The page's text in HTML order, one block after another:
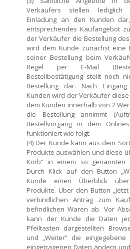
Verkäufers stellen lediglich
Einladung an den Kunden
entsprechendes Kaufangebot
der Verkäufer die Bestellung
wird dem Kunde zunächst eine
seiner Bestellung beim
Regel per E-Mail
Bestellbestätigung stellt noch
Bestellung dar. Nach
Kunden wird der Verkäufer
dem Kunden innerhalb von 2
die Bestellung annimmt
Bestellvorgang in dem
funktioniert wie folgt:
(4) Der Kunde kann aus dem
Produkte auswählen und diese
Korb“ in einem so genannten
Durch Klick auf den Button
Kunde einen Überblick
Produkte. Über den Button
verbindlichen Antrag zum
befindlichen Waren ab. Vor
kann der Kunde die Daten
Pfeiltasten dargestellten
und „Weiter“ die
eingetragenen Daten ändern